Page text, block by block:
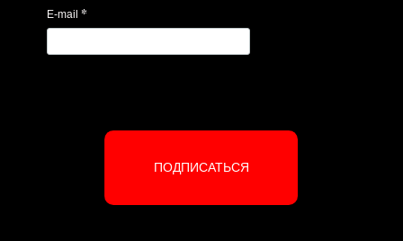
E-mail *
ПОДПИСАТЬСЯ